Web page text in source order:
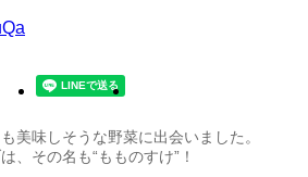
美味しそうな野菜に出会いました。
、その名も“もものすけ”！